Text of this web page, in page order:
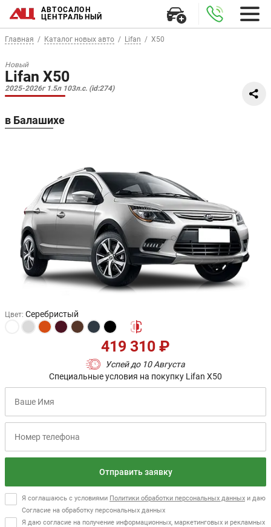
АВТОСАЛОН
ЦЕНТРАЛЬНЫЙ
Главная Каталог новых авто Lifan X50
Новый
Lifan X50
2025-2026г 1.5л 103л.с. (id:274)
в Балашихе
Цвет: Серебристый
Успей до 10 Августа
419 310 ₽
Специальные условия на покупку Lifan X50
Отправить заявку
Я соглашаюсь с условиями Политики обработки персональных данных и даю
Согласие на обработку персональных данных
Я даю согласие на получение информационных, маркетинговых и рекламных